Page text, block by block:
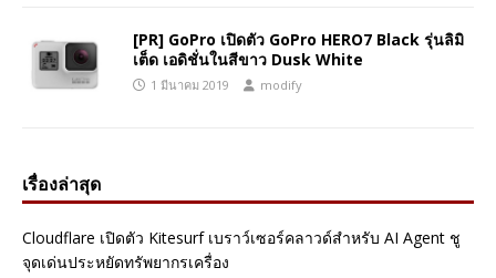
[PR] GoPro เปิดตัว GoPro HERO7 Black รุ่นลิมิ
เต็ด เอดิชั่นในสีขาว Dusk White
1 มีนาคม 2019 modify
เรื่องล่าสุด
Cloudflare เปิดตัว Kitesurf เบราว์เซอร์คลาวด์สำหรับ AI Agent ชู
จุดเด่นประหยัดทรัพยากรเครื่อง